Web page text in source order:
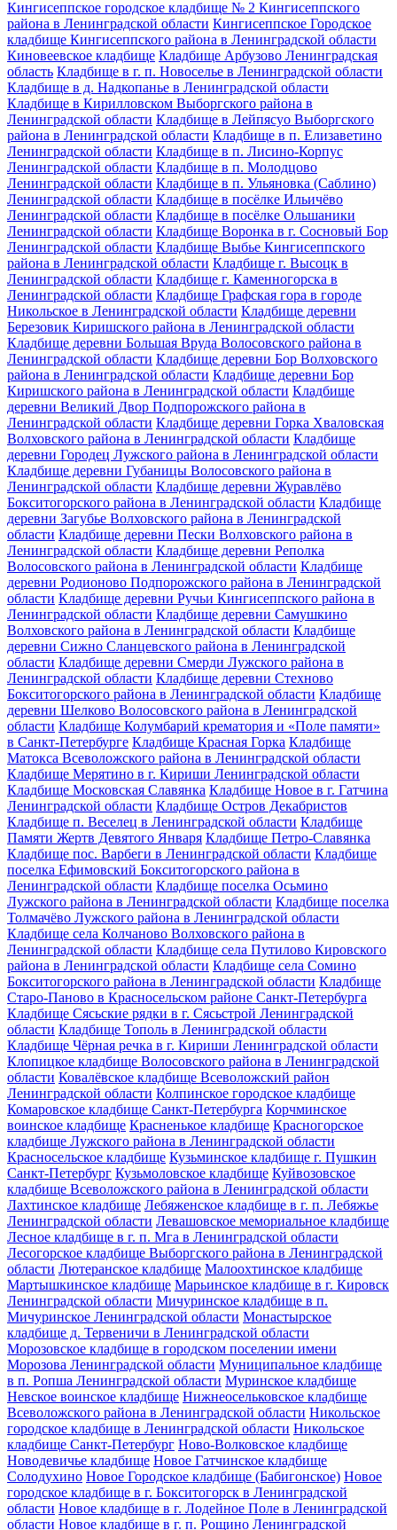
Кингисеппское городское кладбище № 2 Кингисеппского
района в Ленинградской области Кингисеппское Городское
кладбище Кингисеппского района в Ленинградской области
Киновеевское кладбище Кладбище Арбузово Ленинградская
область Кладбище в г. п. Новоселье в Ленинградской области
Кладбище в д. Надкопанье в Ленинградской области
Кладбище в Кирилловском Выборгского района в
Ленинградской области Кладбище в Лейпясуо Выборгского
района в Ленинградской области Кладбище в п. Елизаветино
Ленинградской области Кладбище в п. Лисино-Корпус
Ленинградской области Кладбище в п. Молодцово
Ленинградской области Кладбище в п. Ульяновка (Саблино)
Ленинградской области Кладбище в посёлке Ильичёво
Ленинградской области Кладбище в посёлке Ольшаники
Ленинградской области Кладбище Воронка в г. Сосновый Бор
Ленинградской области Кладбище Выбье Кингисеппского
района в Ленинградской области Кладбище г. Высоцк в
Ленинградской области Кладбище г. Каменногорска в
Ленинградской области Кладбище Графская гора в городе
Никольское в Ленинградской области Кладбище деревни
Березовик Киришского района в Ленинградской области
Кладбище деревни Большая Вруда Волосовского района в
Ленинградской области Кладбище деревни Бор Волховского
района в Ленинградской области Кладбище деревни Бор
Киришского района в Ленинградской области Кладбище
деревни Великий Двор Подпорожского района в
Ленинградской области Кладбище деревни Горка Хваловская
Волховского района в Ленинградской области Кладбище
деревни Городец Лужского района в Ленинградской области
Кладбище деревни Губаницы Волосовского района в
Ленинградской области Кладбище деревни Журавлёво
Бокситогорского района в Ленинградской области Кладбище
деревни Загубье Волховского района в Ленинградской
области Кладбище деревни Пески Волховского района в
Ленинградской области Кладбище деревни Реполка
Волосовского района в Ленинградской области Кладбище
деревни Родионово Подпорожского района в Ленинградской
области Кладбище деревни Ручьи Кингисеппского района в
Ленинградской области Кладбище деревни Самушкино
Волховского района в Ленинградской области Кладбище
деревни Сижно Сланцевского района в Ленинградской
области Кладбище деревни Смерди Лужского района в
Ленинградской области Кладбище деревни Стехново
Бокситогорского района в Ленинградской области Кладбище
деревни Шелково Волосовского района в Ленинградской
области Кладбище Колумбарий крематория и «Поле памяти»
в Санкт-Петербурге Кладбище Красная Горка Кладбище
Матокса Всеволожского района в Ленинградской области
Кладбище Мерятино в г. Кириши Ленинградской области
Кладбище Московская Славянка Кладбище Новое в г. Гатчина
Ленинградской области Кладбище Остров Декабристов
Кладбище п. Веселец в Ленинградской области Кладбище
Памяти Жертв Девятого Января Кладбище Петро-Славянка
Кладбище пос. Варбеги в Ленинградской области Кладбище
поселка Ефимовский Бокситогорского района в
Ленинградской области Кладбище поселка Осьмино
Лужского района в Ленинградской области Кладбище поселка
Толмачёво Лужского района в Ленинградской области
Кладбище села Колчаново Волховского района в
Ленинградской области Кладбище села Путилово Кировского
района в Ленинградской области Кладбище села Сомино
Бокситогорского района в Ленинградской области Кладбище
Старо-Паново в Красносельском районе Санкт-Петербурга
Кладбище Сясьские рядки в г. Сясьстрой Ленинградской
области Кладбище Тополь в Ленинградской области
Кладбище Чёрная речка в г. Кириши Ленинградской области
Клопицкое кладбище Волосовского района в Ленинградской
области Ковалёвское кладбище Всеволожский район
Ленинградской области Колпинское городское кладбище
Комаровское кладбище Санкт-Петербурга Корчминское
воинское кладбище Красненькое кладбище Красногорское
кладбище Лужского района в Ленинградской области
Красносельское кладбище Кузьминское кладбище г. Пушкин
Санкт-Петербург Кузьмоловское кладбище Куйвозовское
кладбище Всеволожского района в Ленинградской области
Лахтинское кладбище Лебяженское кладбище в г. п. Лебяжье
Ленинградской области Левашовское мемориальное кладбище
Лесное кладбище в г. п. Мга в Ленинградской области
Лесогорское кладбище Выборгского района в Ленинградской
области Лютеранское кладбище Малоохтинское кладбище
Мартышкинское кладбище Марьинское кладбище в г. Кировск
Ленинградской области Мичуринское кладбище в п.
Мичуринское Ленинградской области Монастырское
кладбище д. Тервеничи в Ленинградской области
Морозовское кладбище в городском поселении имени
Морозова Ленинградской области Муниципальное кладбище
в п. Ропша Ленинградской области Муринское кладбище
Невское воинское кладбище Нижнеосельковское кладбище
Всеволожского района в Ленинградской области Никольское
городское кладбище в Ленинградской области Никольское
кладбище Санкт-Петербург Ново-Волковское кладбище
Новодевичье кладбище Новое Гатчинское кладбище
Солодухино Новое Городское кладбище (Бабигонское) Новое
городское кладбище в г. Бокситогорск в Ленинградской
области Новое кладбище в г. Лодейное Поле в Ленинградской
области Новое кладбище в г. п. Рощино Ленинградской